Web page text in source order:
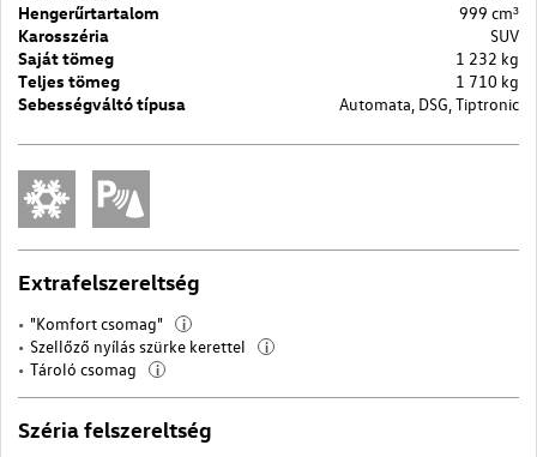
Hengerűrtartalom
999 cm³
Karosszéria
SUV
Saját tömeg
1 232 kg
Teljes tömeg
1 710 kg
Sebességváltó típusa
Automata, DSG, Tiptronic
Extrafelszereltség
"Komfort csomag" i
Szellőző nyílás szürke kerettel i
Tároló csomag i
Széria felszereltség